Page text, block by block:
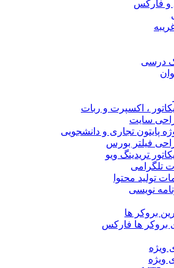
و فارکس
درسی
، اکسپرت و ربات
سایت
پایتون تجاری و دانشجویی
فیلتر بورس
تریدینگ ویو
تلگرامی
تولید محتوا
نویسی
بروکر ها
بروکر ها فارکس
ویژه
ویژه